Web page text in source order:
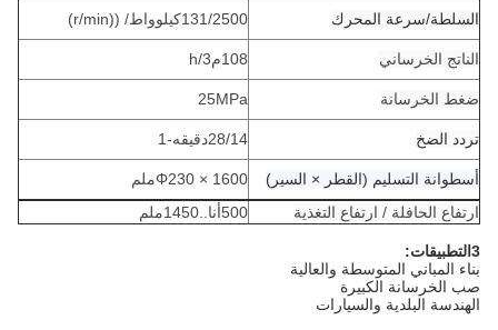
السلطة/سرعة المحرك 131/2500كيلوواط/ ((r/min)
الناتج الخرساني 108م3 /h
ضغط الخرسانة 25MPa
تردد الضخ 28/14دقيقه-1
أسطوانة التسليم (القطر × السير) Φ230 × 1600ملم
ارتفاع الحافلة / ارتفاع التغذية
500أنا.. 1450ملم
3التطبيقات:
بناء المباني المتوسطة والعالية
صب الخرسانة الكبيرة
الهندسة البلدية والسيارات